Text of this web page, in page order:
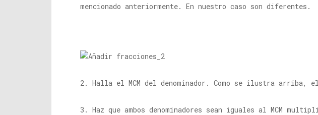
mencionado anteriormente. En nuestro caso son diferentes.
2. Halla el MCM del denominador. Como se ilustra arriba, el
3. Haz que ambos denominadores sean iguales al MCM